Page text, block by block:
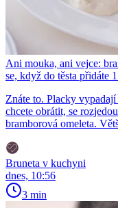
Ani mouka, ani vejce:
se, když do těsta přidáte
Znáte to. Placky
chcete obrátit, se
bramborová omeleta.
Bruneta v kuchyni
dnes, 10:56
3 min